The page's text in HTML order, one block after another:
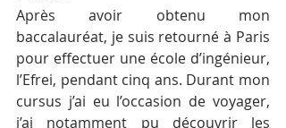
Après avoir obtenu mon
baccalauréat, je suis retourné à Paris
pour effectuer une école d’ingénieur,
l’Efrei, pendant cinq ans. Durant mon
cursus j’ai eu l’occasion de voyager,
j’ai notamment pu découvrir les